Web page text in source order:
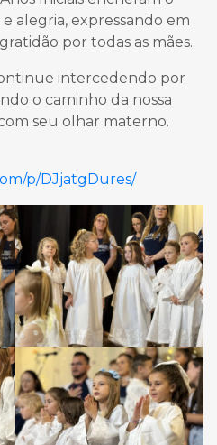
alegria, expressando em
por todas as mães.
intercedendo por
o caminho da nossa
seu olhar materno.
p/DJjatgDures/